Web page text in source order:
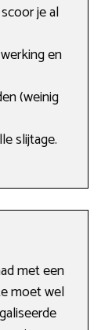
je al
en
(weinig
slijtage.
met een
moet wel